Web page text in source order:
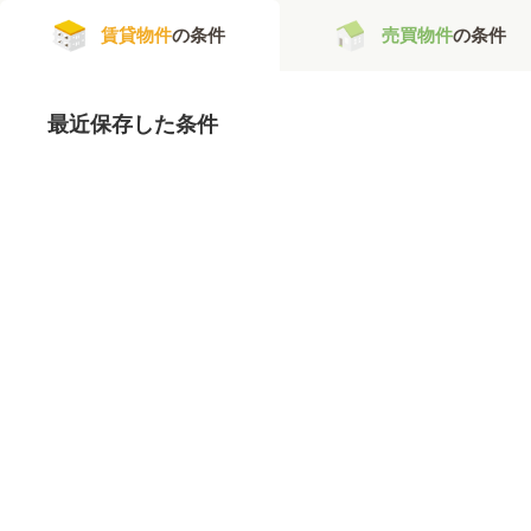
賃貸物件の条件 売買物件の条件
最近保存した条件